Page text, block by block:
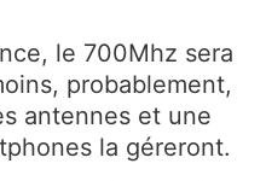
le 700Mhz sera
probablement,
antennes et une
la géreront.